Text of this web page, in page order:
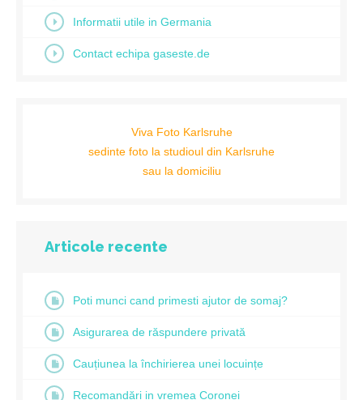
Informatii utile in Germania
Contact echipa gaseste.de
Viva Foto Karlsruhe
sedinte foto la studioul din Karlsruhe
sau la domiciliu
Articole recente
Poti munci cand primesti ajutor de somaj?
Asigurarea de răspundere privată
Cauțiunea la închirierea unei locuințe
Recomandări in vremea Coronei